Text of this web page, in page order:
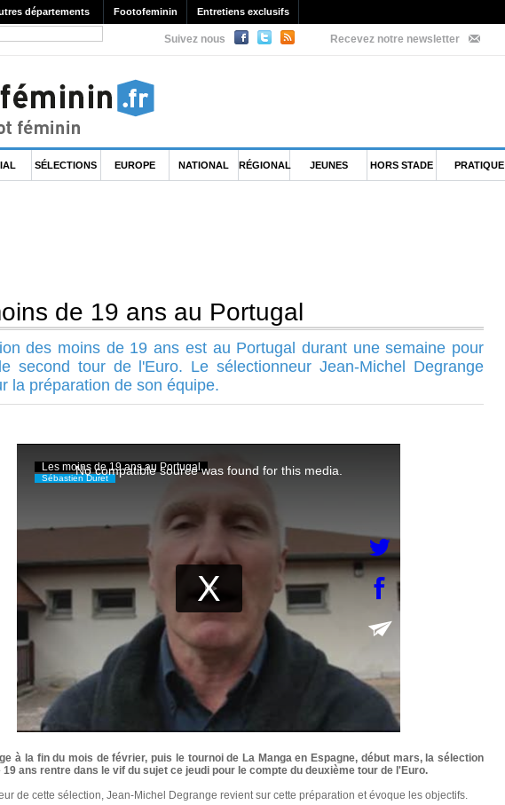
départements Footofeminin Entretiens exclusifs
Suivez nous Recevez notre newsletter
SÉLECTIONS EUROPE NATIONAL RÉGIONAL JEUNES HORS STADE PRATIQUE
de 19 ans au Portugal
des moins de 19 ans est au Portugal durant une semaine pour
second tour de l'Euro. Le sélectionneur Jean-Michel Degrange
la préparation de son équipe.
à la fin du mois de février, puis le tournoi de La Manga en Espagne, début mars, la sélection
19 ans rentre dans le vif du sujet ce jeudi pour le compte du deuxième tour de l'Euro.
de cette sélection, Jean-Michel Degrange revient sur cette préparation et évoque les objectifs.